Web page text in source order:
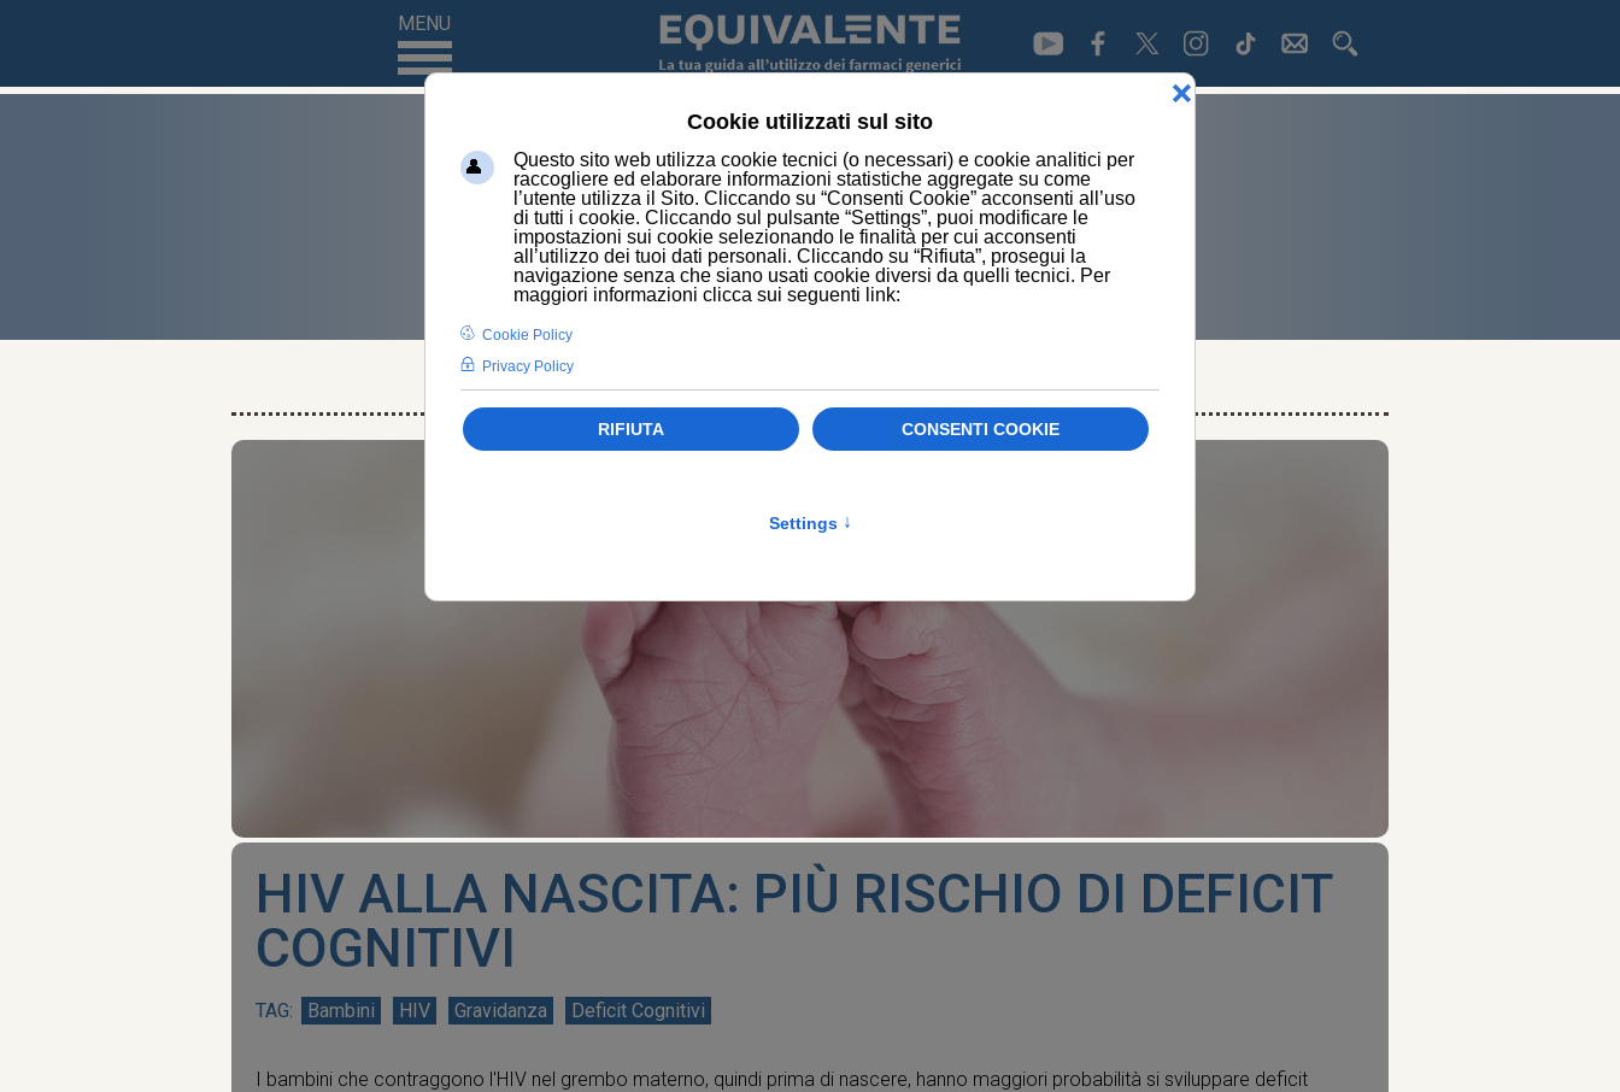
MENU
HOME NEWS
HIV ALLA NASCITA: PIÙ RISCHIO DI DEFICIT
COGNITIVI
Bambini HIV Gravidanza Deficit Cognitivi
I bambini che contraggono l'HIV nel grembo materno, quindi prima di nascere, hanno maggiori probabilità si sviluppare deficit